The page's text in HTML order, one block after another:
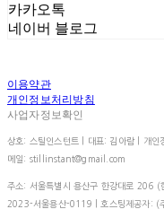
카카오톡
네이버 블로그
이용약관
개인정보처리방침
사업자정보확인
상호: 스틸인스턴트 | 대표: 김아람 | 개
메일: stillinstant@gmail.com
주소: 서울특별시 용산구 한강대로 206 (
2023-서울용산-0119 | 호스팅제공자: (